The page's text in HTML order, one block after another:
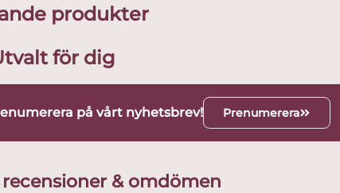
produkter
för dig
på vårt nyhetsbrev! Prenumerera
& omdömen